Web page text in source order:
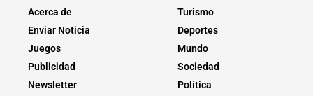
Acerca de
Enviar Noticia
Juegos
Publicidad
Newsletter
Turismo
Deportes
Mundo
Sociedad
Política